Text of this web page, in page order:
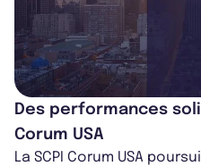
Des performances
Corum USA
La SCPI Corum USA